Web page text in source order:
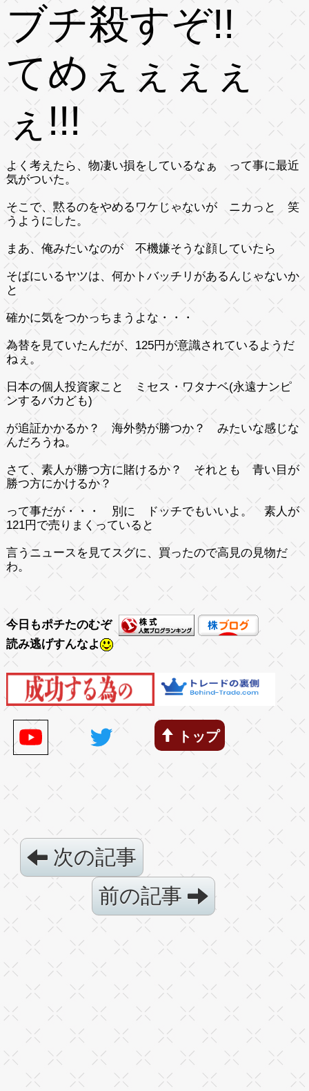
ブチ殺すぞ!!
てめぇぇぇぇ
ぇ!!!
よく考えたら、物凄い損をしているなぁ って事に最近
気がついた。
そこで、黙るのをやめるワケじゃないが ニカっと 笑
うようにした。
まあ、俺みたいなのが 不機嫌そうな顔していたら
そばにいるヤツは、何かトバッチリがあるんじゃないか
と
確かに気をつかっちまうよな・・・
為替を見ていたんだが、125円が意識されているようだ
ねぇ。
日本の個人投資家こと ミセス・ワタナベ(永遠ナンピ
ンするバカども)
が追証かかるか？ 海外勢が勝つか？ みたいな感じな
んだろうね。
さて、素人が勝つ方に賭けるか？ それとも 青い目が
勝つ方にかけるか？
って事だが・・・ 別に ドッチでもいいよ。 素人が
121円で売りまくっていると
言うニュースを見てスグに、買ったので高見の見物だ
わ。
今日もポチたのむぞ
読み逃げすんなよ
トップ
次の記事
前の記事